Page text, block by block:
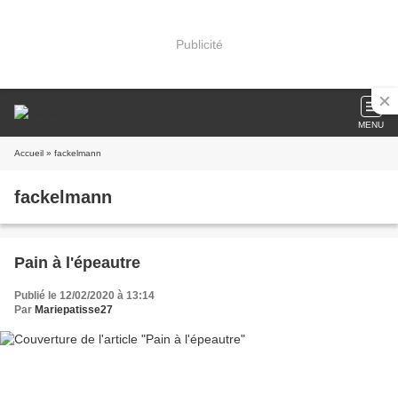
Publicité
MENU
Accueil » fackelmann
fackelmann
Pain à l'épeautre
Publié le 12/02/2020 à 13:14
Par Mariepatisse27